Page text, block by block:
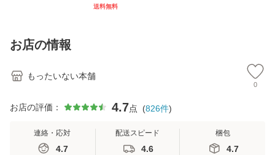
送料無料
お店の情報
もったいない本舗
0
お店の評価： 4.7点 (826件)
連絡・応対
4.7
配送スピード
4.6
梱包
4.7